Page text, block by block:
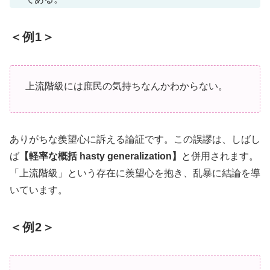
＜例1＞
上流階級には庶民の気持ちなんかわからない。
ありがちな羨望心に訴える論証です。この誤謬は、しばし
ば 【軽率な概括 hasty generalization】
と併用されます。
「上流階級」という存在に羨望心を抱き、乱暴に結論を導
いています。
＜例2＞